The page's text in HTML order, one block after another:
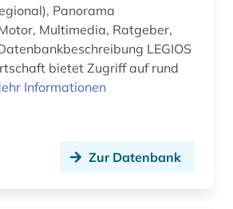
belarussisch (1)
Panorama
Multimedia, Ratgeber,
LEGIOS
bietet Zugriff auf rund
Informationen
Zur Datenbank